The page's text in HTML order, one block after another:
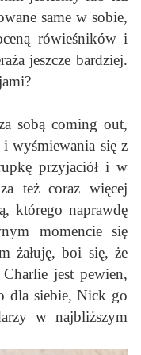
same w sobie,
rówieśników i
jeszcze bardziej.
sobą coming out,
wyśmiewania się z
przyjaciół i w
też coraz więcej
którego naprawdę
momencie się
żałuję, boi się, że
jest pewien,
dla siebie, Nick go
w najbliższym